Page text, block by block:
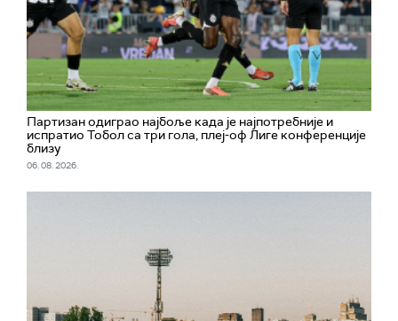
Партизан одиграо најбоље када је најпотребније и
испратио Тобол са три гола, плеј-оф Лиге конференције
близу
06. 08. 2026.